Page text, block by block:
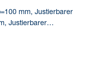
mm, Justierbarer
Justierbarer